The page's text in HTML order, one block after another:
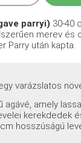
parryi) 30-40
merev és
Parry után kapta.
varázslatos
agávé, amely
kerekdedek
hosszúságú